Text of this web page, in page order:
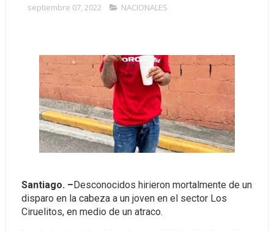
septiembre 07, 2022 NACIONALES
Santiago. –Desconocidos hirieron mortalmente de un
disparo en la cabeza a un joven en el sector Los
Ciruelitos, en medio de un atraco.